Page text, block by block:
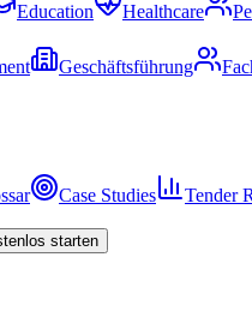
Education Healthcare
Geschäftsführung
Case Studies Tender
starten